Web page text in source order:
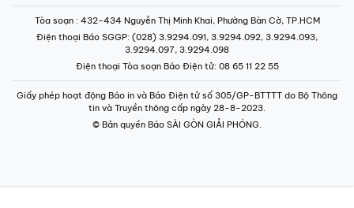
Tòa soạn : 432-434 Nguyễn Thị Minh Khai, Phường Bàn Cờ, TP.HCM
Điện thoại Báo SGGP: (028) 3.9294.091, 3.9294.092, 3.9294.093,
3.9294.097, 3.9294.098
Điện thoại Tòa soạn Báo Điện tử: 08 65 11 22 55
Giấy phép hoạt động Báo in và Báo Điện tử số 305/GP-BTTTT do Bộ Thông
tin và Truyền thông cấp ngày 28-8-2023.
© Bản quyền Báo SÀI GÒN GIẢI PHÓNG.